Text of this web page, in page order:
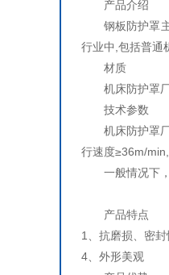
产品介绍
钢板防护罩
行业中,包括普通
材质
机床防护罩
技术参数
机床防护罩
行速度≥36m/
一般情况下
产品特点
1、抗磨损、密
4、外形美观